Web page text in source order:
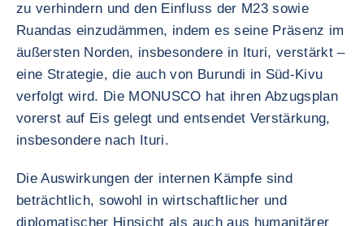
zu verhindern und den Einfluss der M23 sowie
Ruandas einzudämmen, indem es seine Präsenz im
äußersten Norden, insbesondere in Ituri, verstärkt –
eine Strategie, die auch von Burundi in Süd-Kivu
verfolgt wird. Die MONUSCO hat ihren Abzugsplan
vorerst auf Eis gelegt und entsendet Verstärkung,
insbesondere nach Ituri.
Die Auswirkungen der internen Kämpfe sind
beträchtlich, sowohl in wirtschaftlicher und
diplomatischer Hinsicht als auch aus humanitärer